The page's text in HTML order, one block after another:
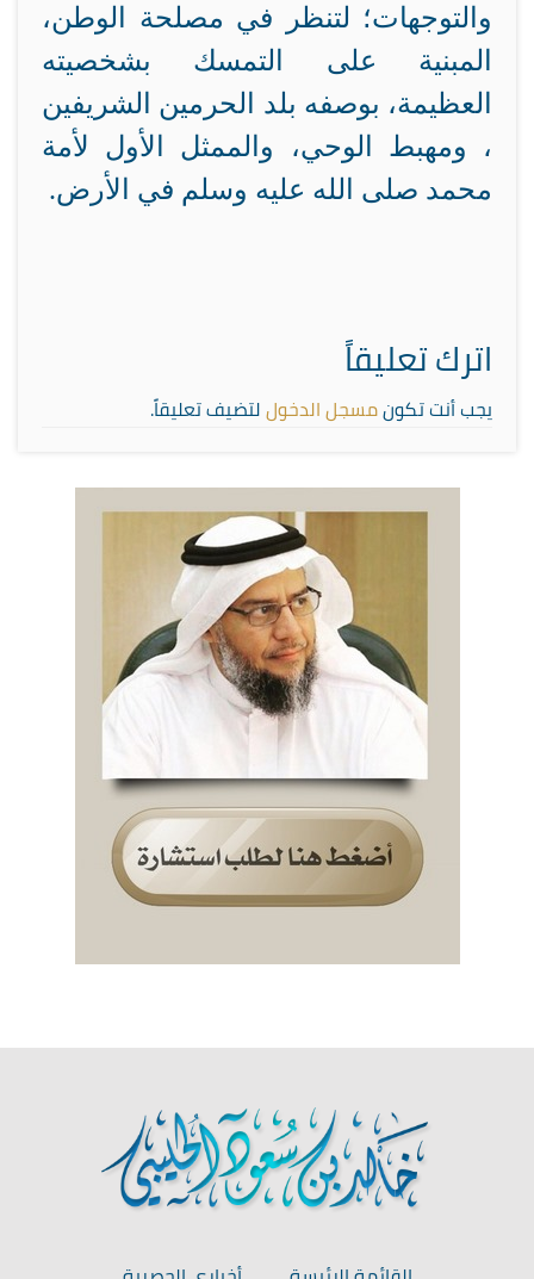
والتوجهات؛ لتنظر في مصلحة الوطن،
المبنية على التمسك بشخصيته
العظيمة، بوصفه بلد الحرمين الشريفين
، ومهبط الوحي، والممثل الأول لأمة
محمد صلى الله عليه وسلم في الأرض.
اترك تعليقاً
يجب أنت تكونمسجل الدخوللتضيف تعليقاً.